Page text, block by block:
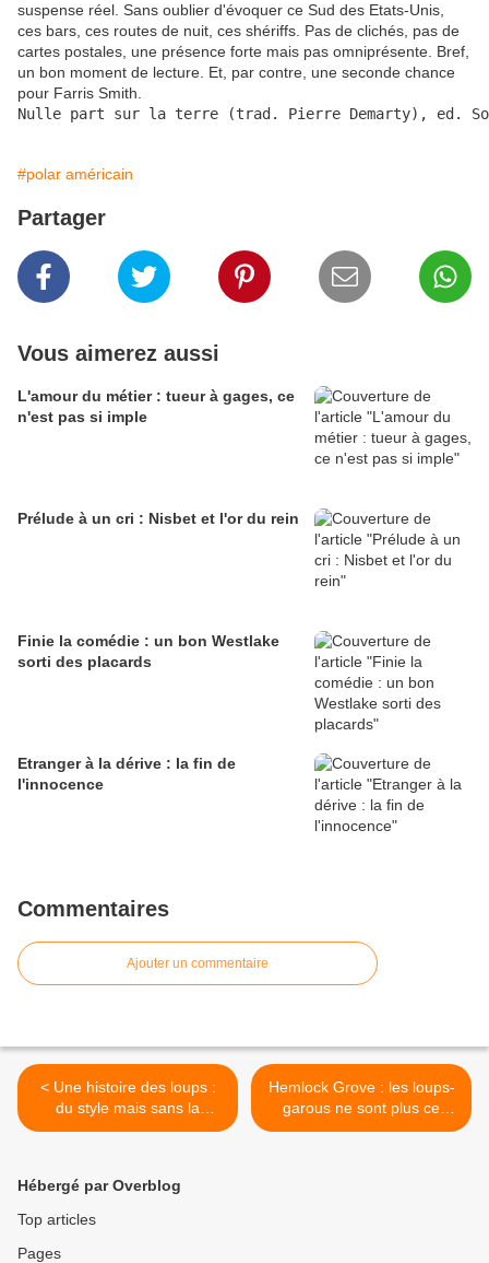
suspense réel. Sans oublier d'évoquer ce Sud des Etats-Unis,
ces bars, ces routes de nuit, ces shériffs. Pas de clichés, pas de
cartes postales, une présence forte mais pas omniprésente. Bref,
un bon moment de lecture. Et, par contre, une seconde chance
pour Farris Smith.
Nulle part sur la terre (trad. Pierre Demarty), ed.
#polar américain
Partager
Vous aimerez aussi
L'amour du métier : tueur à gages, ce
n'est pas si imple
Prélude à un cri : Nisbet et l'or du rein
Finie la comédie : un bon Westlake
sorti des placards
Etranger à la dérive : la fin de
l'innocence
Commentaires
Ajouter un commentaire
< Une histoire des loups :
du style mais sans la
puissance
Hemlock Grove : les loups-
garous ne sont plus ce
qu'ils étaient >
Hébergé par Overblog
Top articles
Pages